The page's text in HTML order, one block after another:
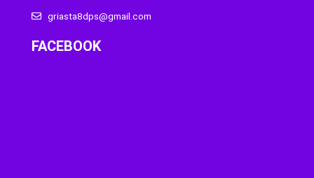
griasta8dps@gmail.com
FACEBOOK